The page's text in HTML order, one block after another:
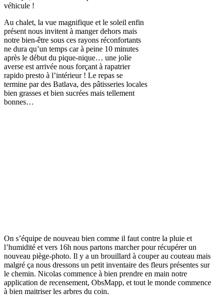
véhicule !
Au chalet, la vue magnifique et le soleil enfin
présent nous invitent à manger dehors mais
notre bien-être sous ces rayons réconfortants
ne dura qu’un temps car à peine 10 minutes
après le début du pique-nique… une jolie
averse est arrivée nous forçant à rapatrier
rapido presto à l’intérieur ! Le repas se
termine par des Batlava, des pâtisseries locales
bien grasses et bien sucrées mais tellement
bonnes…
On s’équipe de nouveau bien comme il faut contre la pluie et
l’humidité et vers 16h nous partons marcher pour récupérer un
nouveau piège-photo. Il y a un brouillard à couper au couteau mais
malgré ça nous dressons un petit inventaire des fleurs présentes sur
le chemin. Nicolas commence à bien prendre en main notre
application de recensement, ObsMapp, et tout le monde commence
à bien maitriser les arbres du coin.